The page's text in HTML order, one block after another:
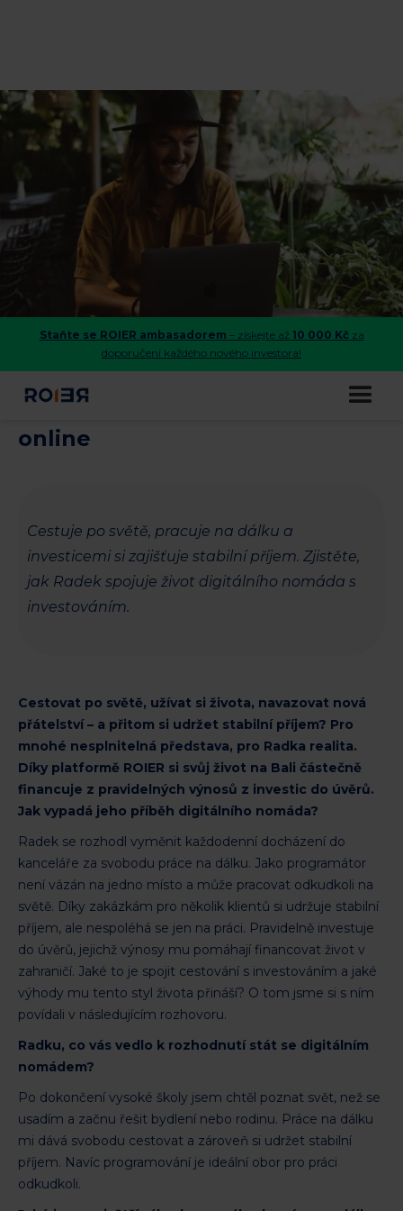
Staňte se ROIER ambasadorem – získejte až 10 000 Kčza
doporučení každého nového investora!
Case study: Radek si splnil sen
– cestuje, pracuje a vydělává
online
Cestuje po světě, pracuje na dálku a
investicemi si zajišťuje stabilní příjem. Zjistěte,
jak Radek spojuje život digitálního nomáda s
investováním.
Cestovat po světě, užívat si života, navazovat nová
přátelství – a přitom si udržet stabilní příjem? Pro
mnohé nesplnitelná představa, pro Radka realita.
Díky platformě ROIER si svůj život na Bali částečně
financuje z pravidelných výnosů z investic do úvěrů.
Jak vypadá jeho příběh digitálního nomáda?
Radek se rozhodl vyměnit každodenní docházení do
kanceláře za svobodu práce na dálku. Jako programátor
není vázán na jedno místo a může pracovat odkudkoli na
světě. Díky zakázkám pro několik klientů si udržuje stabilní
příjem, ale nespoléhá se jen na práci. Pravidelně investuje
do úvěrů, jejichž výnosy mu pomáhají financovat život v
zahraničí. Jaké to je spojit cestování s investováním a jaké
výhody mu tento styl života přináší? O tom jsme si s ním
povídali v následujícím rozhovoru.
Radku, co vás vedlo k rozhodnutí stát se digitálním
nomádem?
Po dokončení vysoké školy jsem chtěl poznat svět, než se
usadím a začnu řešit bydlení nebo rodinu. Práce na dálku
mi dává svobodu cestovat a zároveň si udržet stabilní
příjem. Navíc programování je ideální obor pro práci
odkudkoli.